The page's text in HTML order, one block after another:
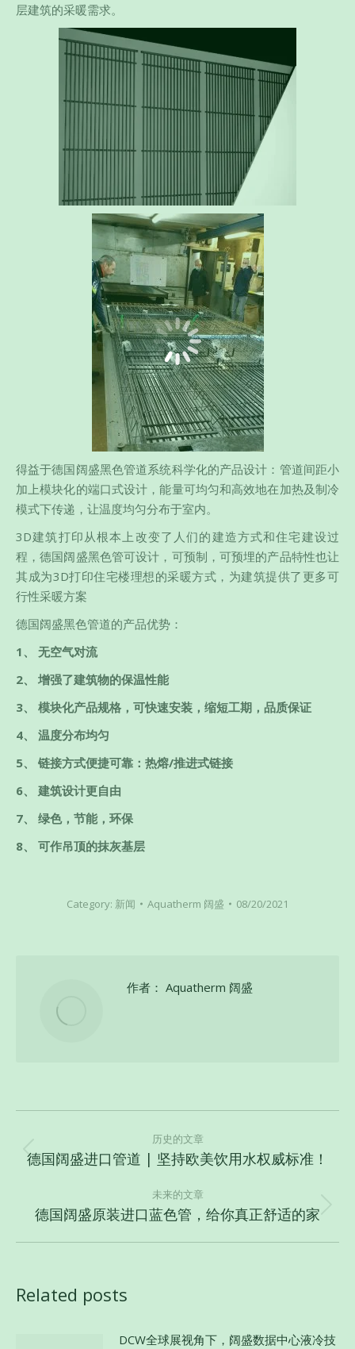
层建筑的采暖需求。
得益于德国阔盛黑色管道系统科学化的产品设计：管道间距小
加上模块化的端口式设计，能量可均匀和高效地在加热及制冷
模式下传递，让温度均匀分布于室内。
3D建筑打印从根本上改变了人们的建造方式和住宅建设过
程，德国阔盛黑色管可设计，可预制，可预埋的产品特性也让
其成为3D打印住宅楼理想的采暖方式，为建筑提供了更多可
行性采暖方案
德国阔盛黑色管道的产品优势：
1、 无空气对流
2、 增强了建筑物的保温性能
3、 模块化产品规格，可快速安装，缩短工期，品质保证
4、 温度分布均匀
5、 链接方式便捷可靠：热熔/推进式链接
6、 建筑设计更自由
7、 绿色，节能，环保
8、 可作吊顶的抹灰基层
Category: 新闻 Aquatherm 阔盛 08/20/2021
作者： Aquatherm 阔盛
章
导
历史的文章
历
的
文
德国阔盛进口管道 | 坚持欧美饮用水权威标准！
未来的文章
未
德国阔盛原装进口蓝色管，给你真正舒适的家
Related posts
DCW全球展视角下，阔盛数据中心液冷技